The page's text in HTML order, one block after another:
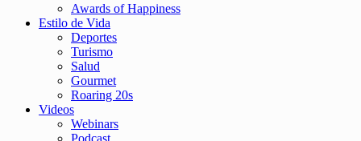
Awards of Happiness
Estilo de Vida
Deportes
Turismo
Salud
Gourmet
Roaring 20s
Videos
Webinars
Podcast